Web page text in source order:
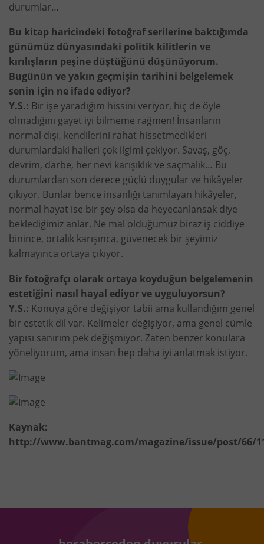
durumlar…
Bu kitap haricindeki fotoğraf serilerine baktığımda
günümüz dünyasındaki politik kilitlerin ve
kırılışların peşine düştüğünü düşünüyorum.
Bugünün ve yakın geçmişin tarihini belgelemek
senin için ne ifade ediyor?
Y.S.: Bir işe yaradığım hissini veriyor, hiç de öyle
olmadığını gayet iyi bilmeme rağmen! İnsanların
normal dışı, kendilerini rahat hissetmedikleri
durumlardaki halleri çok ilgimi çekiyor. Savaş, göç,
devrim, darbe, her nevi karışıklık ve saçmalık… Bu
durumlardan son derece güçlü duygular ve hikâyeler
çıkıyor. Bunlar bence insanlığı tanımlayan hikâyeler,
normal hayat ise bir şey olsa da heyecanlansak diye
beklediğimiz anlar. Ne mal olduğumuz biraz iş ciddiye
binince, ortalık karışınca, güvenecek bir şeyimiz
kalmayınca ortaya çıkıyor.
Bir fotoğrafçı olarak ortaya koyduğun belgelemenin
estetiğini nasıl hayal ediyor ve uyguluyorsun?
Y.S.: Konuya göre değişiyor tabii ama kullandığım genel
bir estetik dil var. Kelimeler değişiyor, ama genel cümle
yapısı sanırım pek değişmiyor. Zaten benzer konulara
yöneliyorum, ama insan hep daha iyi anlatmak istiyor.
Kaynak:
http://www.bantmag.com/magazine/issue/post/66/